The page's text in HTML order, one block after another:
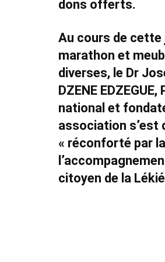
dons offerts.
Au cours de cette
marathon et
diverses, le Dr
DZENE EDZEGUE,
national et
association s’est
« réconforté par
citoyen de la